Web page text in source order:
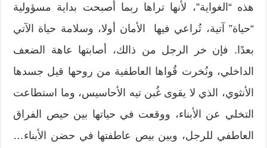
هذه “الغواية”، لأنها تراها ربما أصبحت بداية مسؤولية
“حياة” آتية، تُراعي فيها الأمان أولا، وسلامة حياة الآتي
بعدًا. فإن خر الرجل من ذالك، أصابتها عاهة الضعف
الداخلي، ونُخرت قُواها العاطفية من روحها قيل جسدها
الأنثوي، الذي لا يقوى غُبن تيه الأحاسيس، وما استطاعت
التخلي عن الأبناء، ووقعت في حياتها بين حيص الفراق
العاطفي للرجل، وبين بيص عاطفتها في حضن الأبناء…